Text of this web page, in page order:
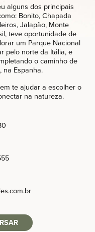
alguns dos principais
Bonito, Chapada
Jalapão, Monte
teve oportunidade de
um Parque Nacional
pelo norte da Itália, e
o caminho de
na Espanha.
te ajudar a escolher o
na natureza.
.com.br